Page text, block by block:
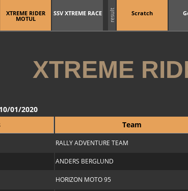
XTREME RIDER
MOTUL
SSV XTREME RACE result Scratch
XTREME
01/2020
Team
RALLY ADVENTURE TEAM
ANDERS BERGLUND
HORIZON MOTO 95